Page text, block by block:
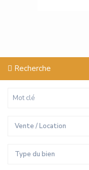
Recherche
Vente / Location
Type du bien